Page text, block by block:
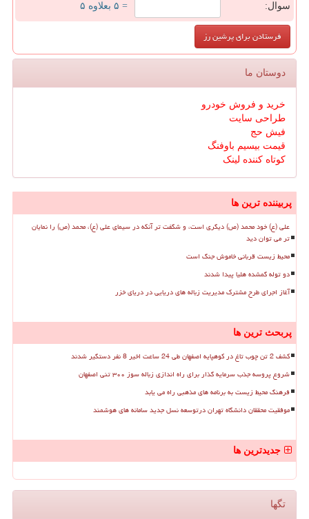
سوال: = ۵ بعلاوه ۵
دوستان ما
خرید و فروش خودرو
طراحی سایت
فیش حج
قیمت بیسیم باوفنگ
کوتاه کننده لینک
پربیننده ترین ها
علی (ع) خود محمد (ص) دیگری است، و شگفت تر آنکه در سیمای علی (ع)، محمد (ص) را نمایان
تر می توان دید
محیط زیست قربانی خاموش جنگ است
دو توله گمشده هلیا پیدا شدند
آغاز اجرای طرح مشترک مدیریت زباله های دریایی در دریای خزر
پربحث ترین ها
کشف 2 تن چوب تاغ در کوهپایه اصفهان طی 24 ساعت اخیر 8 نفر دستگیر شدند
شروع پروسه جذب سرمایه گذار برای راه اندازی زباله سوز ۳۰۰ تنی اصفهان
فرهنگ محیط زیست به برنامه های مذهبی راه می یابد
موفقیت محققان دانشگاه تهران درتوسعه نسل جدید سامانه های هوشمند
جدیدترین ها
تگها